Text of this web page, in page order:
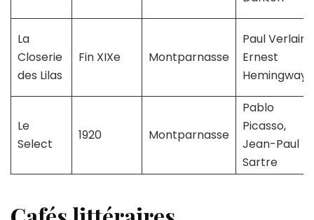
La
Closerie
des Lilas
Fin XIXe Montparnasse
Paul
Ernest
Hemingway
Le
Select
1920 Montparnasse
Pablo
Picasso,
Jean-Paul
Sartre